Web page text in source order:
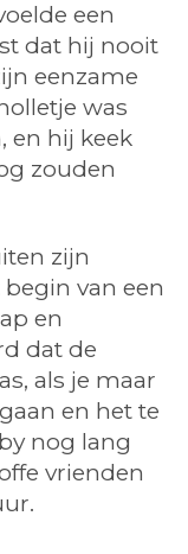
een
dat hij nooit
eenzame
was
en hij keek
zouden
zijn
van een
en
dat de
als je maar
en het te
nog lang
vrienden